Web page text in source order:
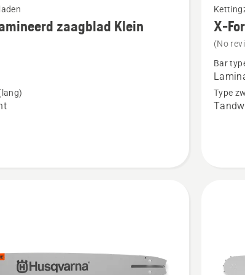
zaagblad Klein
meer
details
over
Force
3/8"
X-
(No
Bar
Type